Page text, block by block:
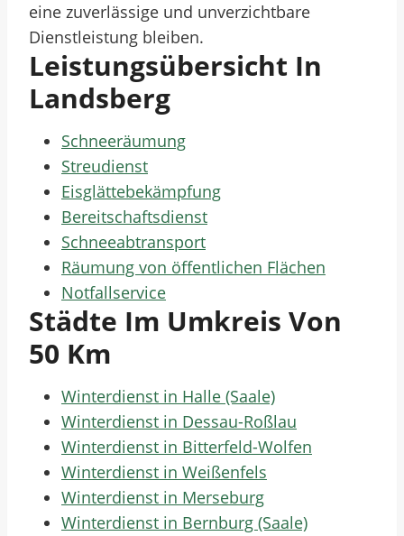
eine zuverlässige und unverzichtbare
Dienstleistung bleiben.
Leistungsübersicht In
Landsberg
Schneeräumung
Streudienst
Eisglättebekämpfung
Bereitschaftsdienst
Schneeabtransport
Räumung von öffentlichen Flächen
Notfallservice
Städte Im Umkreis Von
50 Km
Winterdienst in Halle (Saale)
Winterdienst in Dessau-Roßlau
Winterdienst in Bitterfeld-Wolfen
Winterdienst in Weißenfels
Winterdienst in Merseburg
Winterdienst in Bernburg (Saale)